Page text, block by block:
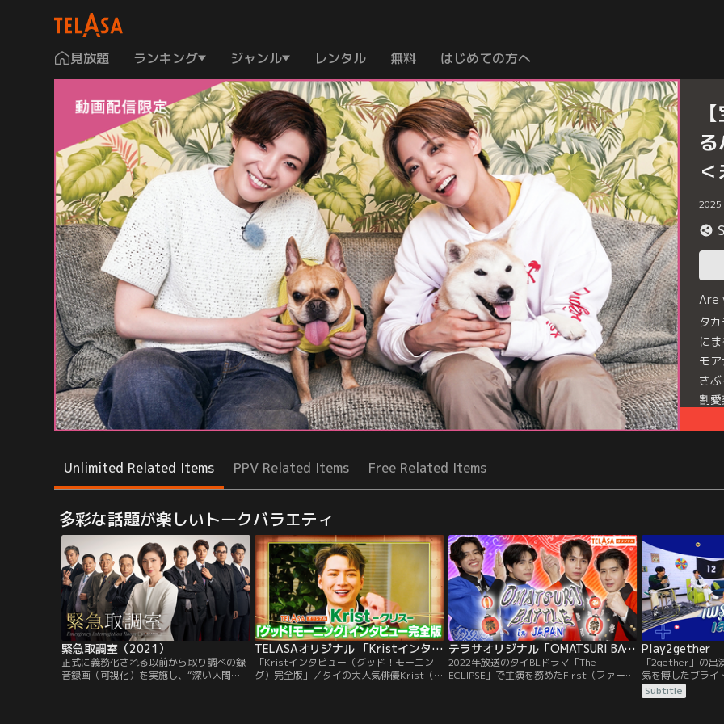
見放題 ランキング ジャンル レンタル 無料 はじめての方へ
2025
Are
タ
に
モ
さ
割
Unlimited Related Items PPV Related Items Free Related Items
多彩な話題が楽しいトークバラエティ
緊急取調室（2021）
正式に義務化される以前から取り調べの録
音録画（可視化）を実施し、“深い人間
TELASAオリジナル 「Kristインタビュー（グッド！モーニング）完全版」
「Kristインタビュー（グッド！モーニン
グ）完全版」／タイの大人気俳優Krist（ク
テラサオリジナル「OMATSURI BATTLE in JAPAN」
2022年放送のタイBLドラマ「The
ECLIPSE」で主演を務めたFirst（ファース
Play2gether
「2gether」の出
気を博したブライ
ラマの共演者も出
マの楽曲を再現す
Subtitle